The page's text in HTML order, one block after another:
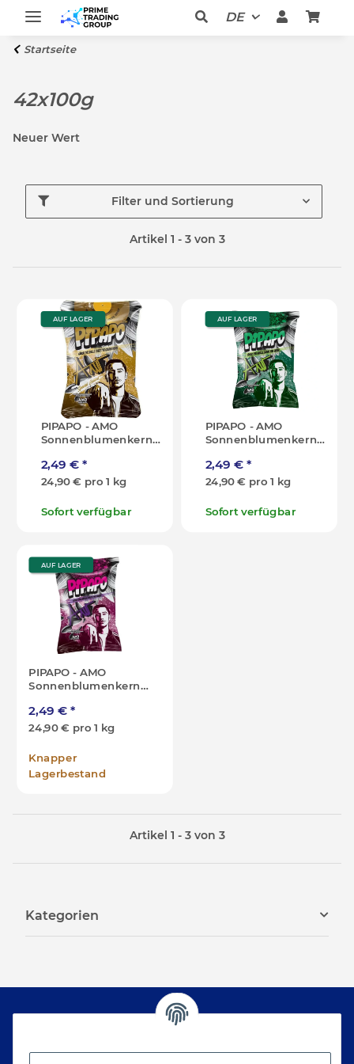
DE
Startseite
42x100g
Neuer Wert
Filter und Sortierung
Artikel 1 - 3 von 3
AUF LAGER
PIPAPO - AMO
Sonnenblumenkerne
[DE]
2,49 € *
24,90 € pro 1 kg
Sofort verfügbar
AUF LAGER
PIPAPO - AMO
Sonnenblumenkerne
2,49 € *
24,90 € pro 1 kg
Sofort verfügbar
AUF LAGER
PIPAPO - AMO
Sonnenblumenkerne
2,49 € *
24,90 € pro 1 kg
Knapper
Lagerbestand
Artikel 1 - 3 von 3
Kategorien
Newsletter Abonnieren